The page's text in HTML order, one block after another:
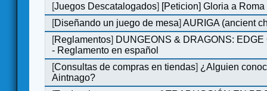
[Juegos Descatalogados] [Peticion] Gloria a Roma
[Diseñando un juego de mesa]AURIGA (ancient
[Reglamentos] DUNGEONS & DRAGONS:
- Reglamento en español
[Consultas de compras en tiendas] ¿Alguien
Aintnago?